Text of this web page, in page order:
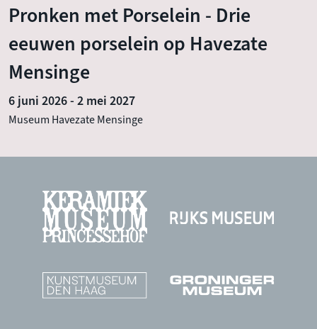
Pronken met Porselein - Drie
eeuwen porselein op Havezate
Mensinge
6 juni 2026- 2 mei 2027
Museum Havezate Mensinge